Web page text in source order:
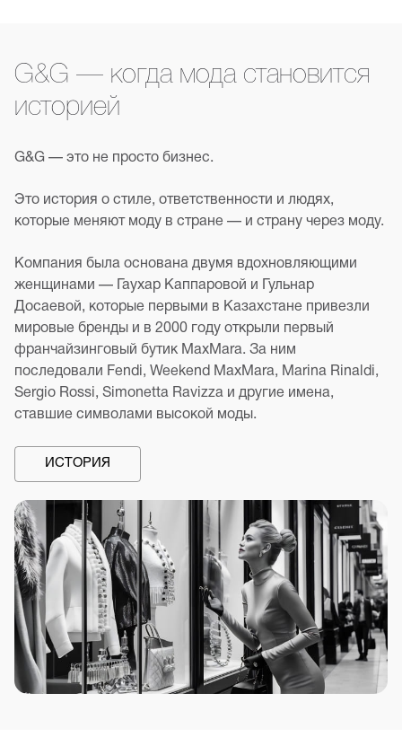
G&G — когда мода становится
историей
G&G — это не просто бизнес.
Это история о стиле, ответственности и людях,
которые меняют моду в стране — и страну через моду.
Компания была основана двумя вдохновляющими
женщинами — Гаухар Каппаровой и Гульнар
Досаевой, которые первыми в Казахстане привезли
мировые бренды и в 2000 году открыли первый
франчайзинговый бутик MaxMara. За ним
последовали Fendi, Weekend MaxMara, Marina Rinaldi,
Sergio Rossi, Simonetta Ravizza и другие имена,
ставшие символами высокой моды.
ИСТОРИЯ